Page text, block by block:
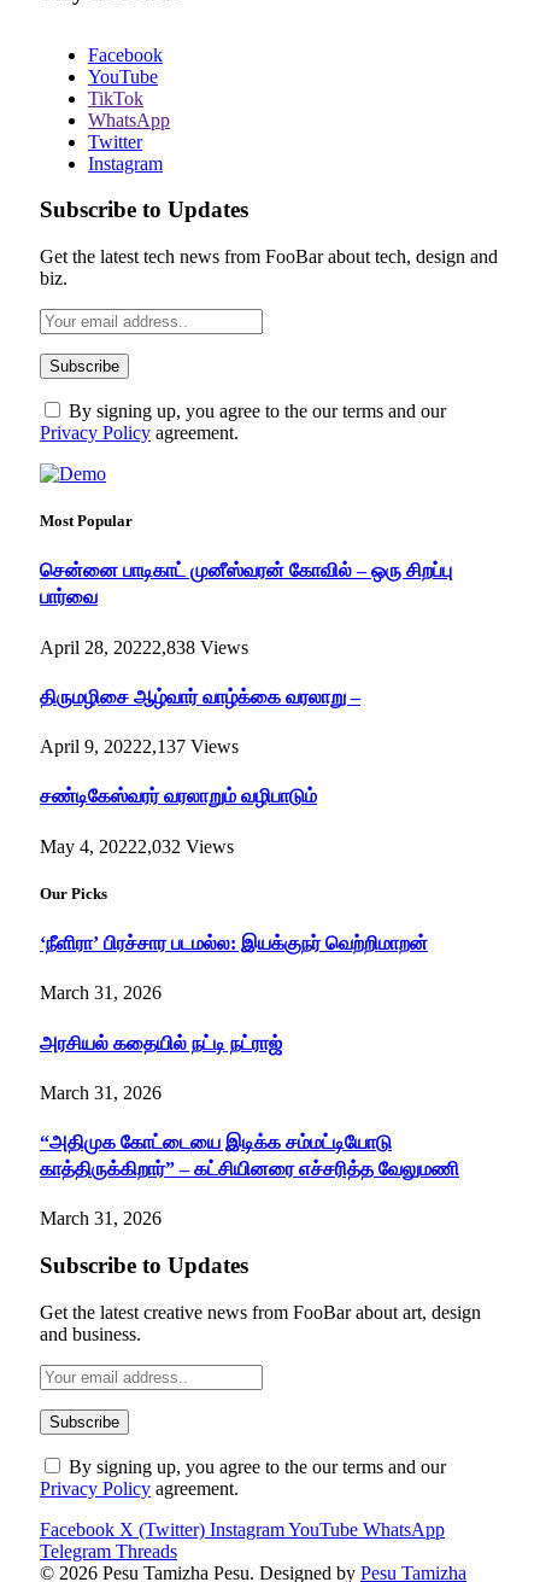
Facebook
YouTube
TikTok
WhatsApp
Twitter
Instagram
Subscribe to Updates
Get the latest tech news from FooBar about tech, design and
biz.
By signing up, you agree to the our terms and our
Privacy Policy agreement.
Most Popular
சென்னை பாடிகாட் முனீஸ்வரன் கோவில் – ஒரு சிறப்பு
பார்வை
April 28, 20222,838 Views
திருமழிசை ஆழ்வார் வாழ்க்கை வரலாறு –
April 9, 20222,137 Views
சண்டிகேஸ்வரர் வரலாறும் வழிபாடும்
May 4, 20222,032 Views
Our Picks
‘நீளிரா’ பிரச்சார படமல்ல: இயக்குநர் வெற்றிமாறன்
March 31, 2026
அரசியல் கதையில் நட்டி நட்ராஜ்
March 31, 2026
“அதிமுக கோட்டையை இடிக்க சம்மட்டியோடு
காத்திருக்கிறார்” – கட்சியினரை எச்சரித்த வேலுமணி
March 31, 2026
Subscribe to Updates
Get the latest creative news from FooBar about art, design
and business.
By signing up, you agree to the our terms and our
Privacy Policy agreement.
Facebook X (Twitter) InstagramYouTube WhatsApp
Telegram Threads
© 2026 Pesu Tamizha Pesu. Designed by Pesu Tamizha